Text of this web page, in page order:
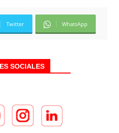
Twitter WhatsApp
SOCIALES